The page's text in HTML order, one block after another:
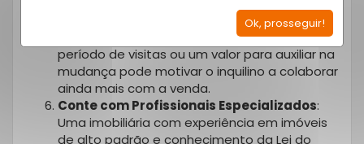
Ok, prosseguir!
: Em alguns casos,
oferecer um desconto no aluguel durante o
período de visitas ou um valor para auxiliar na
mudança pode motivar o inquilino a colaborar
ainda mais com a venda.
Conte com Profissionais Especializados:
Uma imobiliária com experiência em imóveis
de alto padrão e conhecimento da Lei do